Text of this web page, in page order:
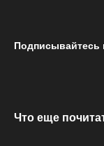
Подписывайтесь
Что еще